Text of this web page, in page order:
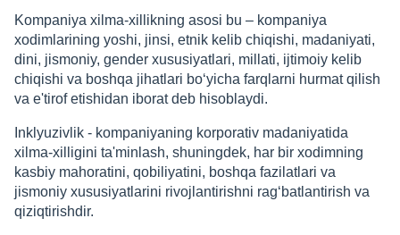
Kompaniya xilma-xillikning asosi bu – kompaniya
xodimlarining yoshi, jinsi, etnik kelib chiqishi, madaniyati,
dini, jismoniy, gender xususiyatlari, millati, ijtimoiy kelib
chiqishi va boshqa jihatlari bo‘yicha farqlarni hurmat qilish
va e'tirof etishidan iborat deb hisoblaydi.
Inklyuzivlik - kompaniyaning korporativ madaniyatida
xilma-xilligini ta'minlash, shuningdek, har bir xodimning
kasbiy mahoratini, qobiliyatini, boshqa fazilatlari va
jismoniy xususiyatlarini rivojlantirishni rag‘batlantirish va
qiziqtirishdir.